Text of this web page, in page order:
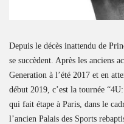
Depuis le décès inattendu de
se succèdent. Après les anciens
Generation à l’été 2017 et en
début 2019, c’est la tournée
qui fait étape à Paris, dans le
l’ancien Palais des Sports